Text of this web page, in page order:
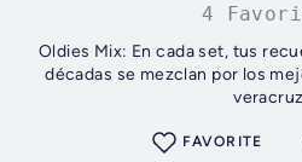
4
Oldies Mix: En cada set, tus
décadas se mezclan por los
FAVORITE